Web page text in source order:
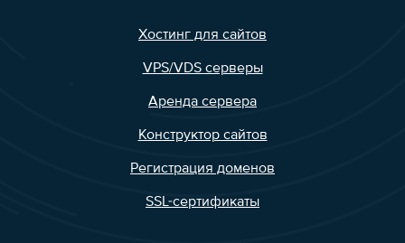
Хостинг для сайтов
VPS/VDS серверы
Аренда сервера
Конструктор сайтов
Регистрация доменов
SSL-сертификаты